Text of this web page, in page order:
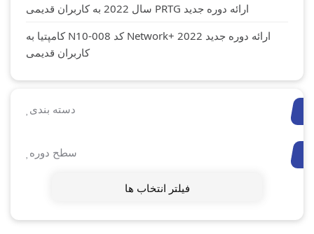
ارائه دوره جدید PRTG سال 2022 به کاربران قدیمی
ارائه دوره جدید Network+ 2022 کد N10-008 کامپتیا به
کاربران قدیمی
دسته بندی
سطح دوره
فیلتر انتخاب ها